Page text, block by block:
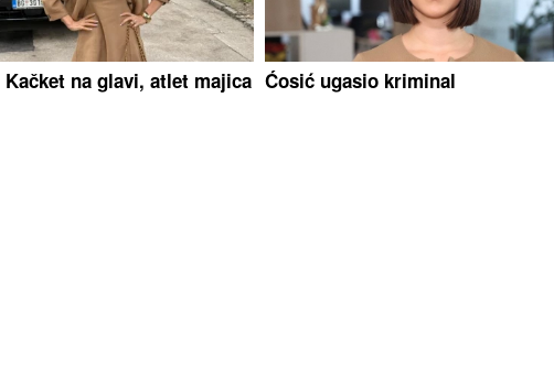
Kačket na glavi, atlet majica Ćosić ugasio kriminal